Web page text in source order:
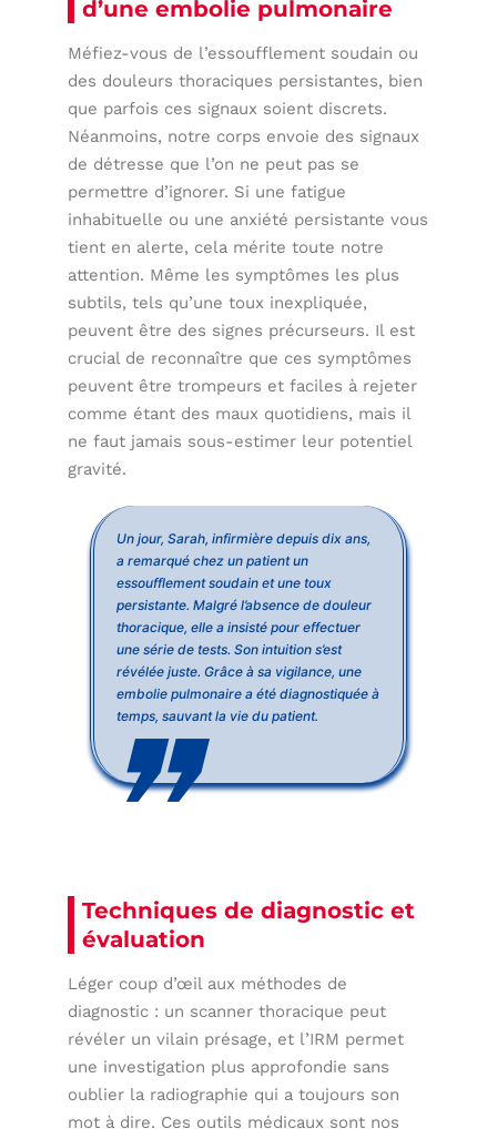
d’une embolie pulmonaire
Méfiez-vous de l’essoufflement soudain ou
des douleurs thoraciques persistantes, bien
que parfois ces signaux soient discrets.
Néanmoins, notre corps envoie des signaux
de détresse que l’on ne peut pas se
permettre d’ignorer. Si une fatigue
inhabituelle ou une anxiété persistante vous
tient en alerte, cela mérite toute notre
attention. Même les symptômes les plus
subtils, tels qu’une toux inexpliquée,
peuvent être des signes précurseurs. Il est
crucial de reconnaître que ces symptômes
peuvent être trompeurs et faciles à rejeter
comme étant des maux quotidiens, mais il
ne faut jamais sous-estimer leur potentiel
gravité.
Un jour, Sarah, infirmière depuis dix ans,
a remarqué chez un patient un
essoufflement soudain et une toux
persistante. Malgré l’absence de douleur
thoracique, elle a insisté pour effectuer
une série de tests. Son intuition s’est
révélée juste. Grâce à sa vigilance, une
embolie pulmonaire a été diagnostiquée à
temps, sauvant la vie du patient.
Techniques de diagnostic et
évaluation
Léger coup d’œil aux méthodes de
diagnostic : un scanner thoracique peut
révéler un vilain présage, et l’IRM permet
une investigation plus approfondie sans
oublier la radiographie qui a toujours son
mot à dire. Ces outils médicaux sont nos